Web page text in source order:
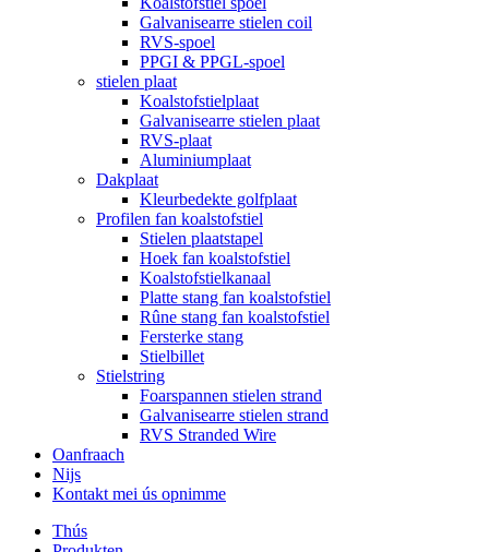
Galvanisearre stielen coil
RVS-spoel
PPGI & PPGL-spoel
stielen plaat
Koalstofstielplaat
Galvanisearre stielen plaat
RVS-plaat
Aluminiumplaat
Dakplaat
Kleurbedekte golfplaat
Profilen fan koalstofstiel
Stielen plaatstapel
Hoek fan koalstofstiel
Koalstofstielkanaal
Platte stang fan koalstofstiel
Rûne stang fan koalstofstiel
Fersterke stang
Stielbillet
Stielstring
Foarspannen stielen strand
Galvanisearre stielen strand
RVS Stranded Wire
Oanfraach
Nijs
Kontakt mei ús opnimme
Thús